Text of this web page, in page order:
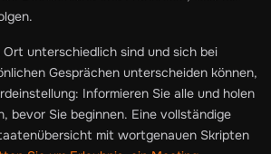
Ort unterschiedlich sind und sich bei
Gesprächen unterscheiden können,
Informieren Sie alle und holen
bevor Sie beginnen. Eine vollständige
mit wortgenauen Skripten